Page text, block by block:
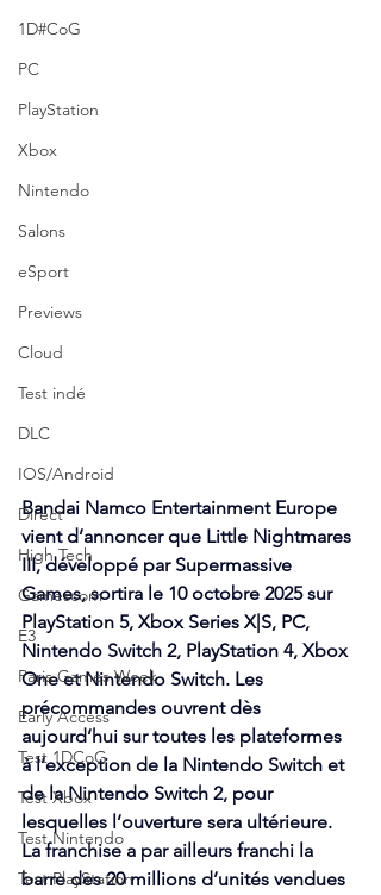
1D#CoG
PC
PlayStation
Xbox
Nintendo
Salons
eSport
Previews
Cloud
Test indé
DLC
IOS/Android
Direct
High Tech
Gamescom
E3
Paris Games Week
Early Access
Test 1DCoG
Test Xbox
Test Nintendo
Test PlayStation
Bandai Namco Entertainment Europe
vient d’annoncer que Little Nightmares
III, développé par Supermassive
Games, sortira le 10 octobre 2025 sur
PlayStation 5, Xbox Series X|S, PC,
Nintendo Switch 2, PlayStation 4, Xbox
One et Nintendo Switch. Les
précommandes ouvrent dès
aujourd’hui sur toutes les plateformes
à l’exception de la Nintendo Switch et
de la Nintendo Switch 2, pour
lesquelles l’ouverture sera ultérieure.
La franchise a par ailleurs franchi la
barre des 20 millions d’unités vendues